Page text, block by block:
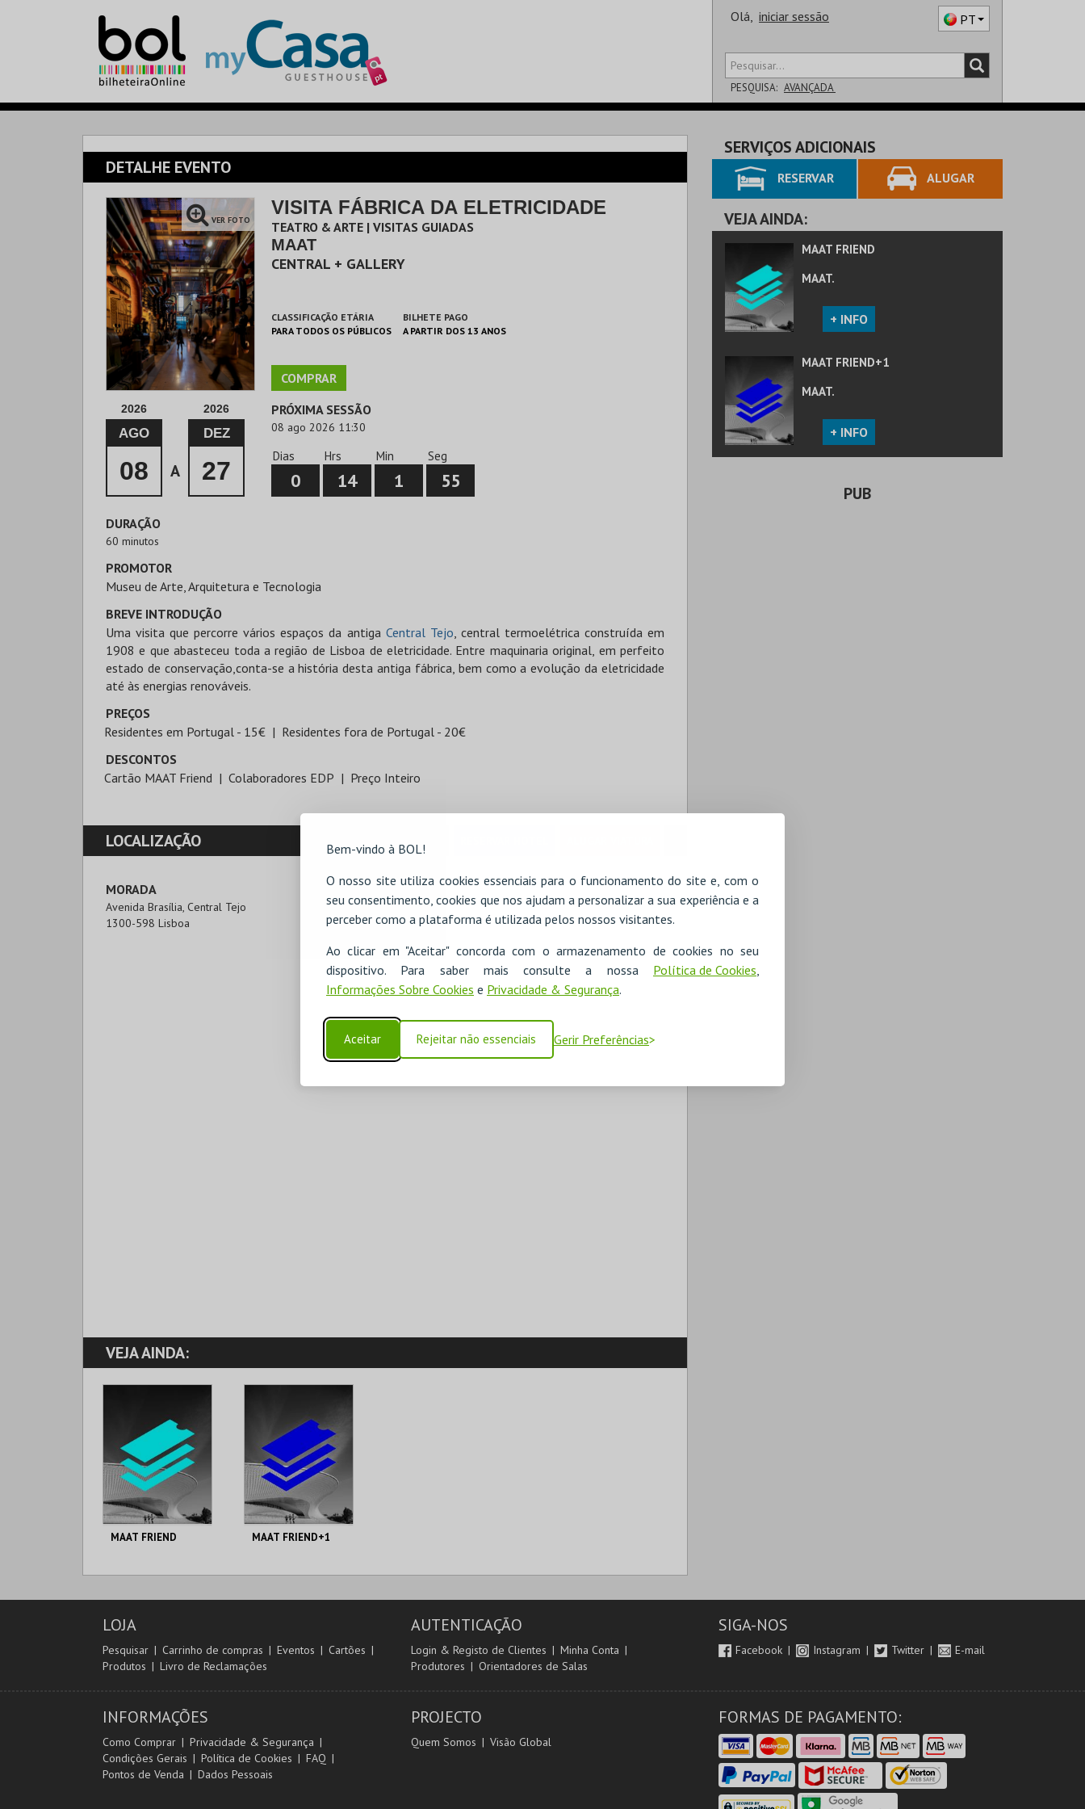
Bem-vindo à BOL!
O nosso site utiliza cookies essenciais para o funcionamento do site e, com o
seu consentimento, cookies que nos ajudam a personalizar a sua experiência e a
perceber como a plataforma é utilizada pelos nossos visitantes.
Ao clicar em "Aceitar" concorda com o armazenamento de cookies no seu
dispositivo. Para saber mais consulte a nossa Política de Cookies
Informações Sobre Cookies e Privacidade & Segurança.
Aceitar Rejeitar não essenciais Gerir Preferências
Olá, iniciar sessão PT
PESQUISA: AVANÇADA
SALA
DETALHE EVENTO
VER FOTO
VISITA FÁBRICA DA ELETRICIDADE
TEATRO & ARTE | VISITAS GUIADAS
MAAT
CENTRAL + GALLERY
CLASSIFICAÇÃO ETÁRIA
PARA TODOS OS PÚBLICOS
BILHETE PAGO
A PARTIR DOS 13 ANOS
COMPRAR
2026
AGO
08 A
2026
DEZ
27
PRÓXIMA SESSÃO
08 ago 2026 11:30
Dias
0
Hrs
14
Min
1
Seg
54
DURAÇÃO
60 minutos
PROMOTOR
Museu de Arte, Arquitetura e Tecnologia
BREVE INTRODUÇÃO
Uma visita que percorre vários espaços da antiga Central Tejo, central termoelétrica construída em
1908 e que abasteceu toda a região de Lisboa de eletricidade. Entre maquinaria original, em perfeito
estado de conservação,conta-se a história desta antiga fábrica, bem como a evolução da eletricidade
até às energias renováveis.
PREÇOS
Residentes em Portugal - 15€
Residentes fora de Portugal - 20€
DESCONTOS
Cartão MAAT Friend
Colaboradores EDP Preço Inteiro
LOCALIZAÇÃO
MORADA
Avenida Brasília, Central Tejo
1300-598 Lisboa
VEJA AINDA:
MAAT FRIEND
MAAT.
AQUISIÇÃO
COMPRAR
MAAT FRIEND+1
MAAT.
AQUISIÇÃO
SERVIÇOS ADICIONAIS
RESERVAR ALUGAR
VEJA AINDA:
MAAT FRIEND
MAAT.
+ INFO
MAAT FRIEND+1
MAAT.
+ INFO
PUB
LOJA
Pesquisar Carrinho de compras Eventos
Cartões
Produtos
Livro de Reclamações
AUTENTICAÇÃO
Login & Registo de Clientes
Minha Conta
Produtores
Orientadores de Salas
SIGA-NOS
Facebook Instagram Twitter E-mail
INFORMAÇÕES
Como Comprar
Privacidade & Segurança
Condições Gerais
Política de Cookies
FAQ
Pontos de Venda
Dados Pessoais
PROJECTO
Quem Somos Visão Global
FORMAS DE PAGAMENTO: